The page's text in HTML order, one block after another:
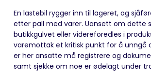
En lastebil rygger inn til lageret, og
etter pall med varer. Uansett om dette
butikkgulvet eller videreforedles i
varemottak et kritisk punkt for å unngå
er her ansatte må registrere og
samt sjekke om noe er ødelagt under